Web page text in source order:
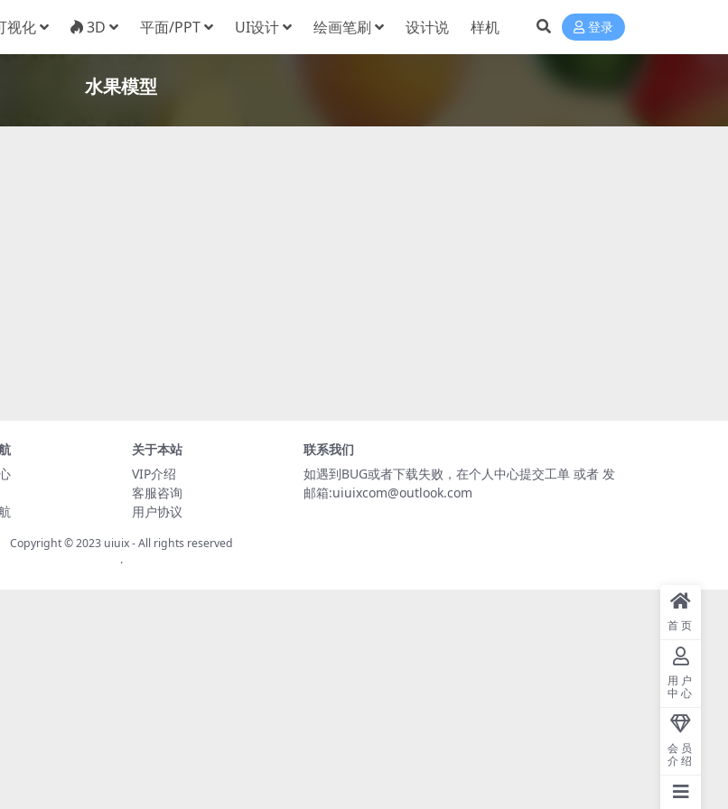
视化 3D 平面/PPT UI设计 绘画笔刷 设计说 样机 登录
水果模型
关于本站
VIP介绍
客服咨询
用户协议
联系我们
如遇到BUG或者下载失败，在个人中心提交工单 或者 发
邮箱:uiuixcom@outlook.com
Copyright © 2023 uiuix- All rights reserved
.
首页
用户
中心
会员
介绍